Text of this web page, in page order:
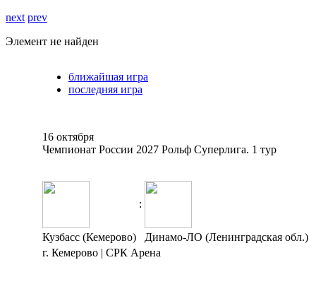
next prev
Элемент не найден
ближайшая игра
последняя игра
16 октября
Чемпионат России 2027 Рольф Суперлига. 1 тур
:
Кузбасс (Кемерово)
Динамо-ЛО (Ленинградская обл.)
г. Кемерово | СРК Арена